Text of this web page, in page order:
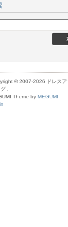
© 2007-2026 ドレスア
.
Theme by MEGUMI